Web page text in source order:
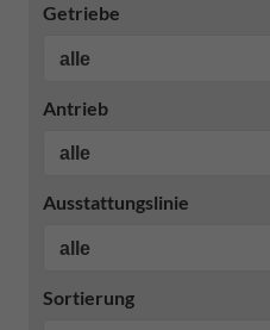
Getriebe
Antrieb
Ausstattungslinie
Sortierung